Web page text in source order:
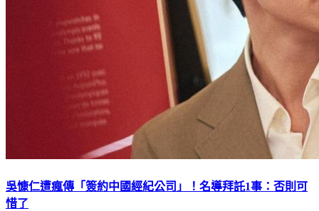
吳慷仁遭瘋傳「簽約中國經紀公司」！名導拜託1事：否則可
惜了